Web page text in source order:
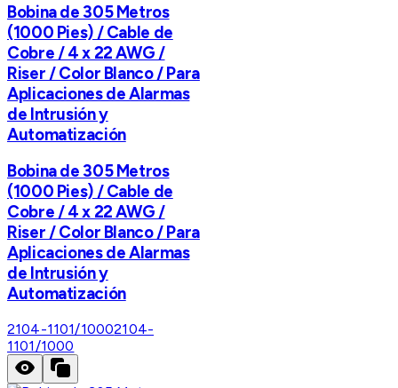
Bobina de 305 Metros
(1000 Pies) / Cable de
Cobre / 4 x 22 AWG /
Riser / Color Blanco / Para
Aplicaciones de Alarmas
de Intrusión y
Automatización
Bobina de 305 Metros
(1000 Pies) / Cable de
Cobre / 4 x 22 AWG /
Riser / Color Blanco / Para
Aplicaciones de Alarmas
de Intrusión y
Automatización
2104-1101/10002104-
1101/1000